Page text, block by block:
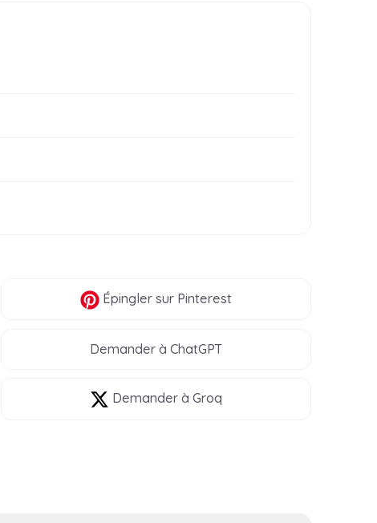
Épingler sur Pinterest
Demander à ChatGPT
Demander à Groq